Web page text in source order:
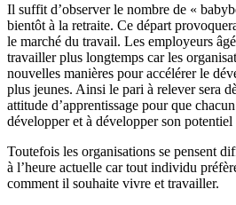
Il suffit d’observer le nombre de «
bientôt à la retraite. Ce départ
le marché du travail. Les employeurs
travailler plus longtemps car les
nouvelles manières pour accélérer le
plus jeunes. Ainsi le pari à relever sera
attitude d’apprentissage pour que
développer et à développer son
Toutefois les organisations se pensent
à l’heure actuelle car tout individu
comment il souhaite vivre et travailler.